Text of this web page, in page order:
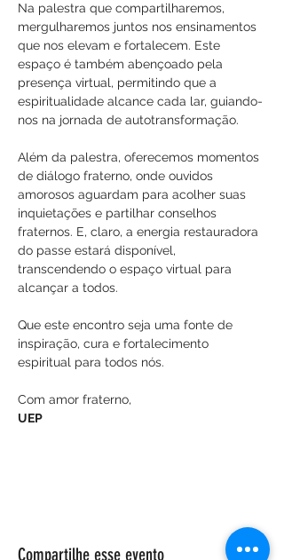
Na palestra que compartilharemos,
mergulharemos juntos nos ensinamentos
que nos elevam e fortalecem. Este
espaço é também abençoado pela
presença virtual, permitindo que a
espiritualidade alcance cada lar, guiando-
nos na jornada de autotransformação.
Além da palestra, oferecemos momentos
de diálogo fraterno, onde ouvidos
amorosos aguardam para acolher suas
inquietações e partilhar conselhos
fraternos. E, claro, a energia restauradora
do passe estará disponível,
transcendendo o espaço virtual para
alcançar a todos.
Que este encontro seja uma fonte de
inspiração, cura e fortalecimento
espiritual para todos nós.
Com amor fraterno,
UEP
Compartilhe esse evento